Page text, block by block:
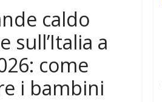
caldo
sull’Italia a
come
i bambini